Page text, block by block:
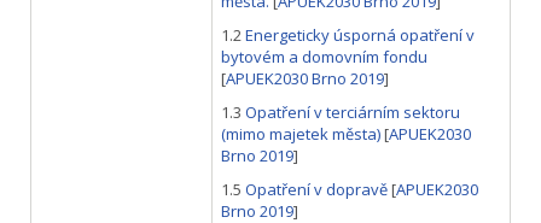
1.2Energeticky úsporná opatření v
bytovém a domovním fondu
[APUEK2030 Brno 2019]
1.3 Opatření v terciárním sektoru
(mimo majetek města)[APUEK2030
Brno 2019]
1.5 Opatření v dopravě[APUEK2030
Brno 2019]